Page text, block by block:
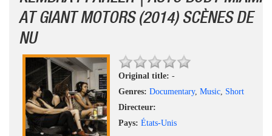
AT GIANT MOTORS (2014) SCÈNES DE
NU
Original title: -
Genres: Documentary, Music, Short
Directeur:
Pays: États-Unis